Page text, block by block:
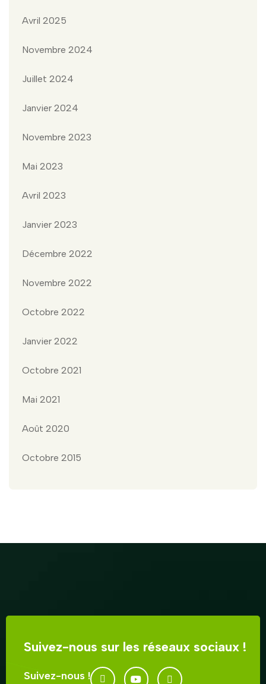
Avril 2025
Novembre 2024
Juillet 2024
Janvier 2024
Novembre 2023
Mai 2023
Avril 2023
Janvier 2023
Décembre 2022
Novembre 2022
Octobre 2022
Janvier 2022
Octobre 2021
Mai 2021
Août 2020
Octobre 2015
Suivez-nous sur les réseaux sociaux !
Suivez-nous !